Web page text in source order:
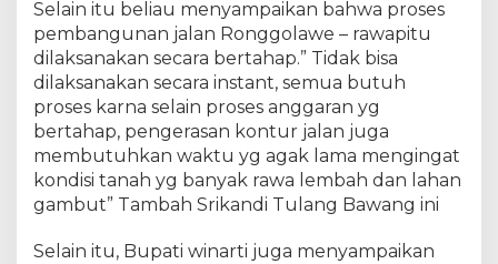
Selain itu beliau menyampaikan bahwa proses
pembangunan jalan Ronggolawe – rawapitu
dilaksanakan secara bertahap.” Tidak bisa
dilaksanakan secara instant, semua butuh
proses karna selain proses anggaran yg
bertahap, pengerasan kontur jalan juga
membutuhkan waktu yg agak lama mengingat
kondisi tanah yg banyak rawa lembah dan lahan
gambut” Tambah Srikandi Tulang Bawang ini
Selain itu, Bupati winarti juga menyampaikan